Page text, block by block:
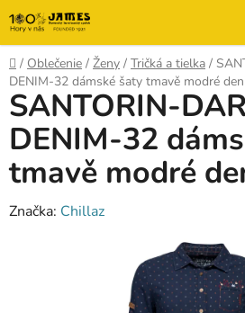
Prejsť
na
obsah
Domov
/ Oblečenie / Ženy / Tričká a tielka /
DENIM-32 dámské šaty tmavě modré
SANTORIN-
DENIM-32
tmavě modré
Značka: Chillaz